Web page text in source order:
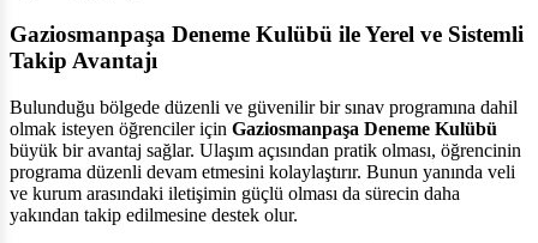
Gaziosmanpaşa Deneme Kulübü ile Yerel ve Sistemli
Takip Avantajı
Bulunduğu bölgede düzenli ve güvenilir bir sınav programına dahil
olmak isteyen öğrenciler için Gaziosmanpaşa Deneme Kulübü
büyük bir avantaj sağlar. Ulaşım açısından pratik olması, öğrencinin
programa düzenli devam etmesini kolaylaştırır. Bunun yanında veli
ve kurum arasındaki iletişimin güçlü olması da sürecin daha
yakından takip edilmesine destek olur.